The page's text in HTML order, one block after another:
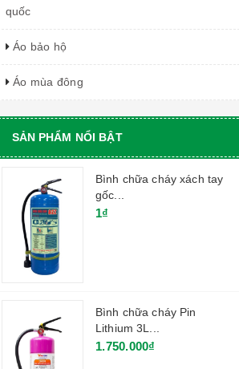
quốc
Áo bảo hộ
Áo mùa đông
SẢN PHẨM NỔI BẬT
Bình chữa cháy xách tay
gốc...
1₫
Bình chữa cháy Pin
Lithium 3L...
1.750.000₫